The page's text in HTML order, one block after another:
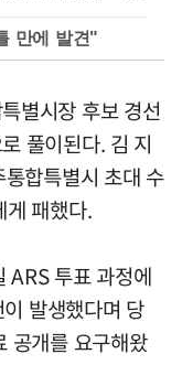
만에 발견"
별시장 후보 경선
풀이된다. 김 지
합특별시 초대 수
게 패했다.
ARS 투표 과정에
발생했다며 당
공개를 요구해왔